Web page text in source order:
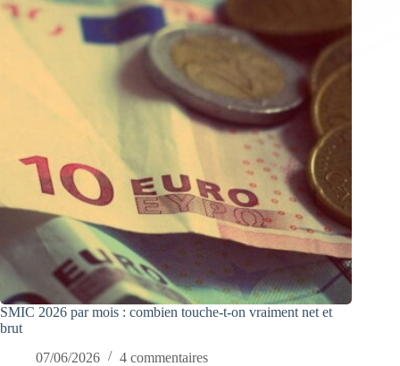
SMIC 2026 par mois : combien touche-t-on vraiment net et
brut
07/06/2026
4 commentaires